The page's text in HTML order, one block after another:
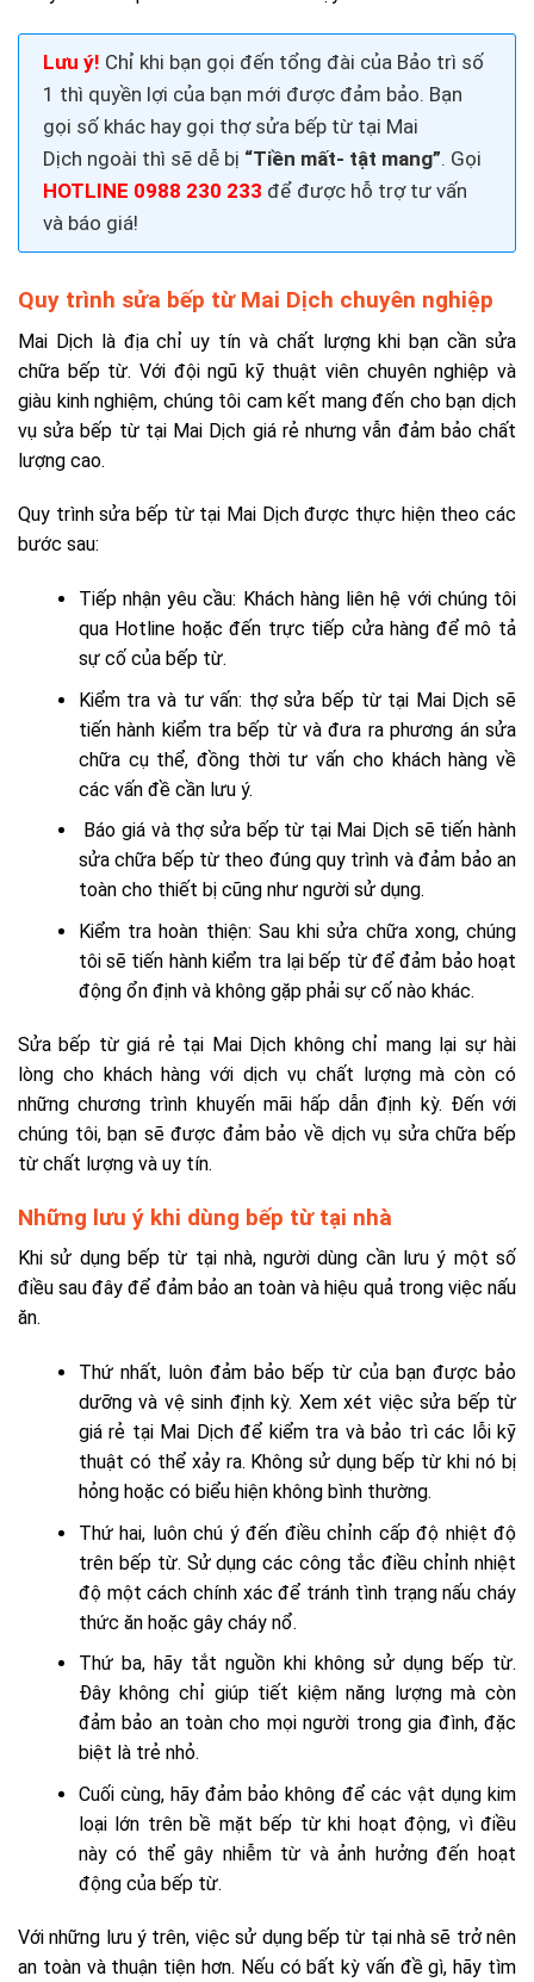
Lưu ý! Chỉ khi bạn gọi đến tổng đài của Bảo trì số
1 thì quyền lợi của bạn mới được đảm bảo. Bạn
gọi số khác hay gọi thợ sửa bếp từ tại Mai
Dịch ngoài thì sẽ dễ bị “Tiền mất- tật mang”. Gọi
HOTLINE 0988 230 233 để được hỗ trợ tư vấn
và báo giá!
Quy trình sửa bếp từ Mai Dịch chuyên nghiệp
Mai Dịch là địa chỉ uy tín và chất lượng khi bạn cần sửa
chữa bếp từ. Với đội ngũ kỹ thuật viên chuyên nghiệp và
giàu kinh nghiệm, chúng tôi cam kết mang đến cho bạn dịch
vụ sửa bếp từ tại Mai Dịch giá rẻ nhưng vẫn đảm bảo chất
lượng cao.
Quy trình sửa bếp từ tại Mai Dịch được thực hiện theo các
bước sau:
Tiếp nhận yêu cầu: Khách hàng liên hệ với chúng tôi
qua Hotline hoặc đến trực tiếp cửa hàng để mô tả
sự cố của bếp từ.
Kiểm tra và tư vấn: thợ sửa bếp từ tại Mai Dịch sẽ
tiến hành kiểm tra bếp từ và đưa ra phương án sửa
chữa cụ thể, đồng thời tư vấn cho khách hàng về
các vấn đề cần lưu ý.
Báo giá và thợ sửa bếp từ tại Mai Dịch sẽ tiến hành
sửa chữa bếp từ theo đúng quy trình và đảm bảo an
toàn cho thiết bị cũng như người sử dụng.
Kiểm tra hoàn thiện: Sau khi sửa chữa xong, chúng
tôi sẽ tiến hành kiểm tra lại bếp từ để đảm bảo hoạt
động ổn định và không gặp phải sự cố nào khác.
Sửa bếp từ giá rẻ tại Mai Dịch không chỉ mang lại sự hài
lòng cho khách hàng với dịch vụ chất lượng mà còn có
những chương trình khuyến mãi hấp dẫn định kỳ. Đến với
chúng tôi, bạn sẽ được đảm bảo về dịch vụ sửa chữa bếp
từ chất lượng và uy tín.
Những lưu ý khi dùng bếp từ tại nhà
Khi sử dụng bếp từ tại nhà, người dùng cần lưu ý một số
điều sau đây để đảm bảo an toàn và hiệu quả trong việc nấu
ăn.
Thứ nhất, luôn đảm bảo bếp từ của bạn được bảo
dưỡng và vệ sinh định kỳ. Xem xét việc sửa bếp từ
giá rẻ tại Mai Dịch để kiểm tra và bảo trì các lỗi kỹ
thuật có thể xảy ra. Không sử dụng bếp từ khi nó bị
hỏng hoặc có biểu hiện không bình thường.
Thứ hai, luôn chú ý đến điều chỉnh cấp độ nhiệt độ
trên bếp từ. Sử dụng các công tắc điều chỉnh nhiệt
độ một cách chính xác để tránh tình trạng nấu cháy
thức ăn hoặc gây cháy nổ.
Thứ ba, hãy tắt nguồn khi không sử dụng bếp từ.
Đây không chỉ giúp tiết kiệm năng lượng mà còn
đảm bảo an toàn cho mọi người trong gia đình, đặc
biệt là trẻ nhỏ.
Cuối cùng, hãy đảm bảo không để các vật dụng kim
loại lớn trên bề mặt bếp từ khi hoạt động, vì điều
này có thể gây nhiễm từ và ảnh hưởng đến hoạt
động của bếp từ.
Với những lưu ý trên, việc sử dụng bếp từ tại nhà sẽ trở nên
an toàn và thuận tiện hơn. Nếu có bất kỳ vấn đề gì, hãy tìm